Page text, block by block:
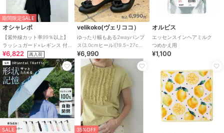
期間限定SALE
オシャレボ
【紫外線カット率99％以上】
ラッシュガード×レギンス 付
き タンキニ
¥6,822 再入荷
velikoko(ヴェリココ）
ゆったり幅もある2wayパンプ
ス(3.0cmヒール)[19.5~27cm]
ラクチンきれいシューズ
¥6,990
オルビス
エッセンスインヘアミルク
つめかえ用
¥1,100
SALE 35%OFF